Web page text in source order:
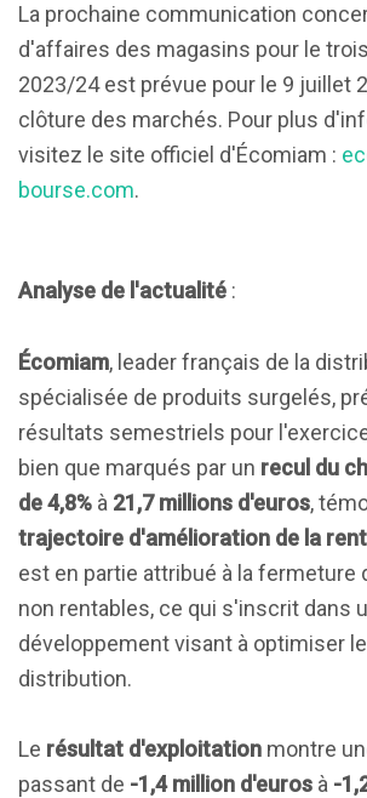
La prochaine communication
d'affaires des magasins pour le
2023/24 est prévue pour le 9 juillet
clôture des marchés. Pour plus
visitez le site officiel d'Écomiam :
bourse.com.
Analyse de l'actualité :
Écomiam, leader français de la
spécialisée de produits surgelés,
résultats semestriels pour
bien que marqués par un recul du
de 4,8% à 21,7 millions d'euros,
trajectoire d'amélioration de la
est en partie attribué à la fermeture
non rentables, ce qui s'inscrit dans
développement visant à optimiser
distribution.
Le résultat d'exploitation montre
passant de -1,4 million d'euros à -